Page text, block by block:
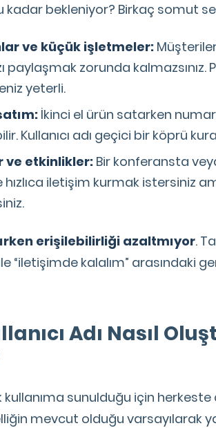
kadar bekleniyor? Birkaç somut
ve küçük işletmeler:
paylaşmak zorunda kalmazsınız.
yeterli.
İkinci el ürün satarken
Kullanıcı adı geçici bir köprü
ve etkinlikler: Bir konferansta
hızlıca iletişim kurmak istersiniz
erişilebilirliği azaltmıyor.
“iletişimde kalalım” arasındaki
Adı Nasıl
sunulduğu için
mevcut olduğu varsayılarak